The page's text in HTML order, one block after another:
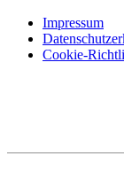
Impressum
Cookie-